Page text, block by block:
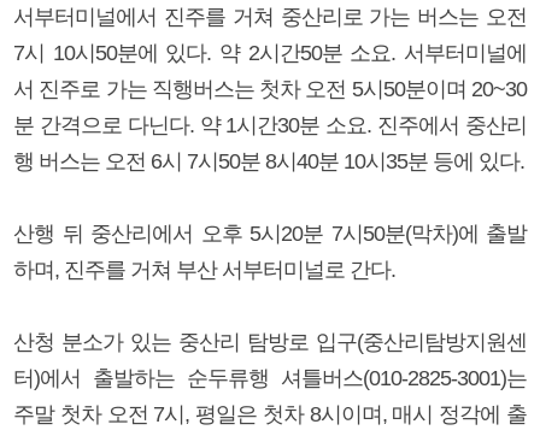
서부터미널에서 진주를 거쳐 중산리로 가는 버스는 오전
7시 10시50분에 있다. 약 2시간50분 소요. 서부터미널에
서 진주로 가는 직행버스는 첫차 오전 5시50분이며 20~30
분 간격으로 다닌다. 약 1시간30분 소요. 진주에서 중산리
행 버스는 오전 6시 7시50분 8시40분 10시35분 등에 있다.
산행 뒤 중산리에서 오후 5시20분 7시50분(막차)에 출발
하며, 진주를 거쳐 부산 서부터미널로 간다.
산청 분소가 있는 중산리 탐방로 입구(중산리탐방지원센
터)에서 출발하는 순두류행 셔틀버스(010-2825-3001)는
주말 첫차 오전 7시, 평일은 첫차 8시이며, 매시 정각에 출